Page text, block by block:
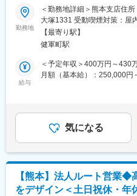
・顧客：水道工事会社向け
・商材：パイプ・バルブ・ポ
【住宅設備部門】
・顧客：工務店・リフォー
・商材：キッチン・ユニッ
・商材：照明・電線・空調設
【設備・土木部門】
大型施設・社会インフラ案
・顧客：サブコン・土木工事
・商材：空調・給排水・イン
を決定いたします。
■業務詳細：
スーパーやディスカウトス
た提案活動をお任せ致します
輸入品・国内品問わず、顧
ていきます。トレンドを見
■豊富な手当（※対象者のみ）
◎家族手当（既婚者のみ）…
◎寮社宅（単身者向け寮）
■組織構成：
勤務地
＜勤務地詳細＞熊本支店住
大塚1331 受動喫煙対策：屋
の定める事業所
【最寄り駅】
健軍町駅
給与
＜予定年収＞400万円～430
月額（基本給）：250,000円
験・能力を考慮して決定し
2回（7月・12月）時間外手
当として固定金額を支給 (
別途全額支給 ) )■諸手当：通
役職手当賃金はあくまでも
する可能性があります。月給
気になる
【熊本】法人ルート営業◆
をデザイン＜土日祝休・年